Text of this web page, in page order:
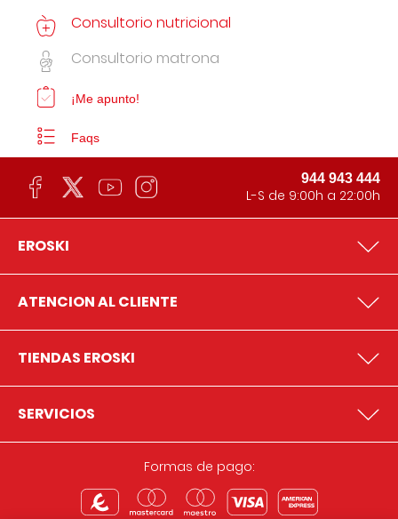
Consultorio nutricional
Consultorio matrona
¡Me apunto!
Faqs
944 943 444
L-S de 9:00h a 22:00h
EROSKI
ATENCION AL CLIENTE
TIENDAS EROSKI
SERVICIOS
Formas de pago: